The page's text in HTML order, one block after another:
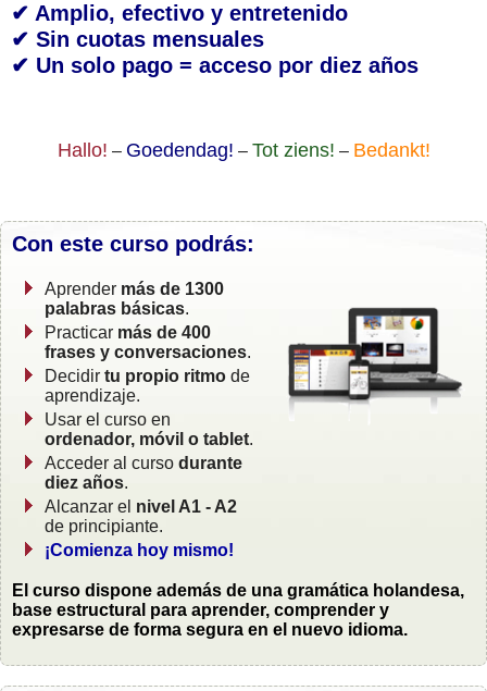
✔ Amplio, efectivo y entretenido
✔ Sin cuotas mensuales
✔ Un solo pago = acceso por diez años
Hallo! – Goedendag! – Tot ziens! – Bedankt!
Con este curso podrás:
Aprender más de 1300
palabras básicas.
Practicar más de 400
frases y conversaciones.
Decidir tu propio ritmo de
aprendizaje.
Usar el curso en
ordenador, móvil o tablet.
Acceder al curso durante
diez años.
Alcanzar el nivel A1 - A2
de principiante.
¡Comienza hoy mismo!
El curso dispone además de una gramática holandesa,
base estructural para aprender, comprender y
expresarse de forma segura en el nuevo idioma.